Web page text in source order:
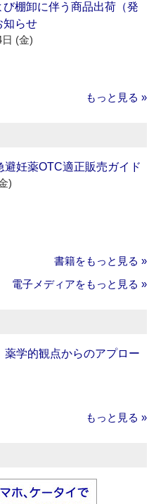
び棚卸に伴う商品出荷（発
知らせ
(金)
もっと見る »
避妊薬OTC適正販売ガイド
)
書籍をもっと見る »
電子メディアをもっと見る »
学的観点からのアプロー
もっと見る »